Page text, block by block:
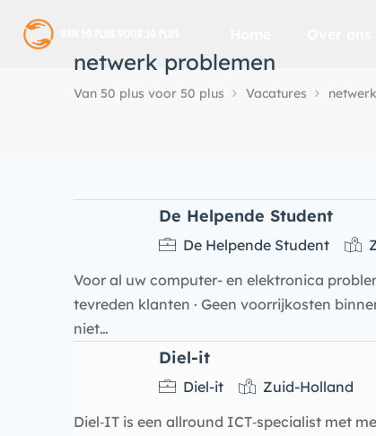
netwerk problemen
Van 50 plus voor 50 plus Vacatures
De Helpende Student
De Helpende Student
Voor al uw computer- en elektronica
tevreden klanten · Geen voorrijkosten
niet…
Diel-it
Diel-it
Zuid-Holland
Diel‑IT is een allround ICT‑specialist met